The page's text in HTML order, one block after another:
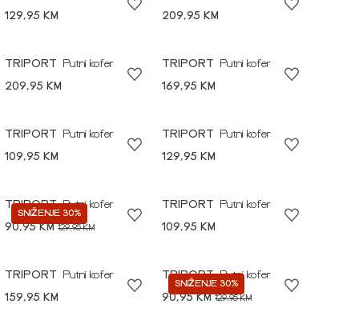
129,95 KM
209,95 KM
TRIPORT
Putni kofer
209,95 KM
TRIPORT
Putni kofer
169,95 KM
TRIPORT
Putni kofer
109,95 KM
TRIPORT
Putni kofer
129,95 KM
SNIŽENJE 30%
TRIPORT Putni kofer
90,95 KM129,95 KM
TRIPORT
Putni kofer
109,95 KM
TRIPORT
Putni kofer
159,95 KM
SNIŽENJE 30%
TRIPORT Putni kofer
90,95 KM129,95 KM